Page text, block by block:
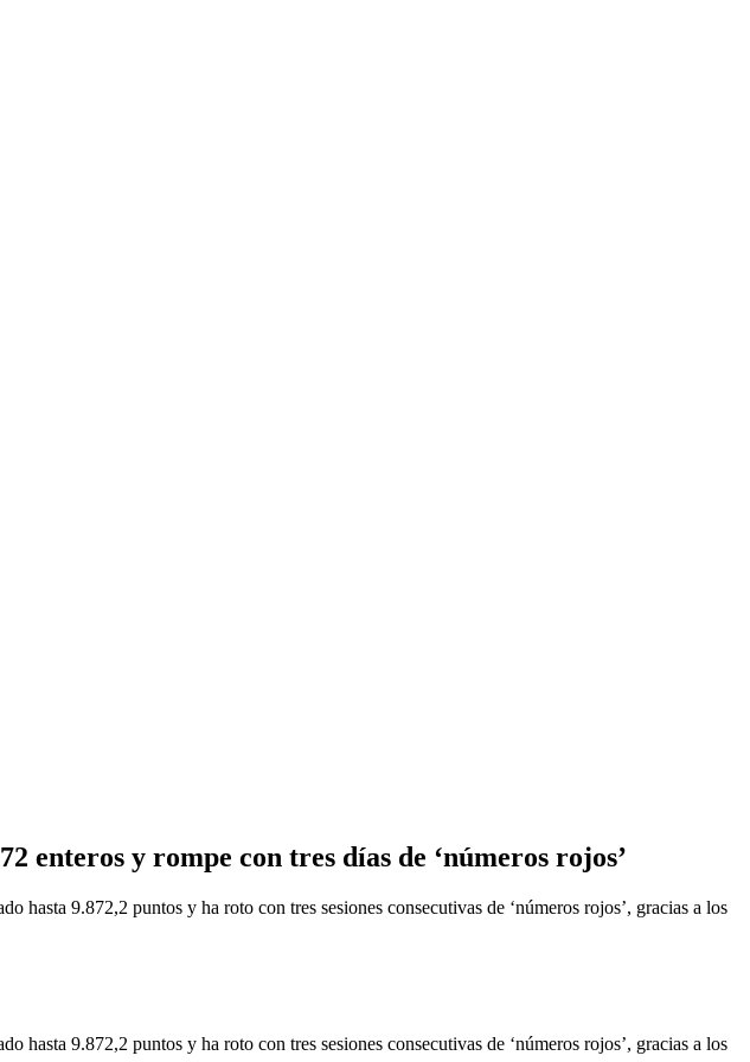
enteros y rompe con tres días de ‘números rojos’
9.872,2 puntos y ha roto con tres sesiones consecutivas de ‘números rojos’, gracias a los
9.872,2 puntos y ha roto con tres sesiones consecutivas de ‘números rojos’, gracias a los